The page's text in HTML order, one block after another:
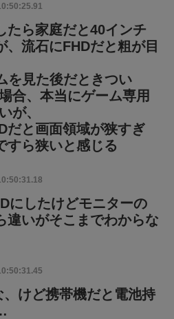
たら家庭だと40インチ
、流石にFHDだと粗が目
を見た後だときつい
合、本当にゲーム専用
が、
だと画面領域が狭すぎ
すら狭いと感じる
にしたけどモニターの
違いがそこまでわからな
けど携帯機だと電池持